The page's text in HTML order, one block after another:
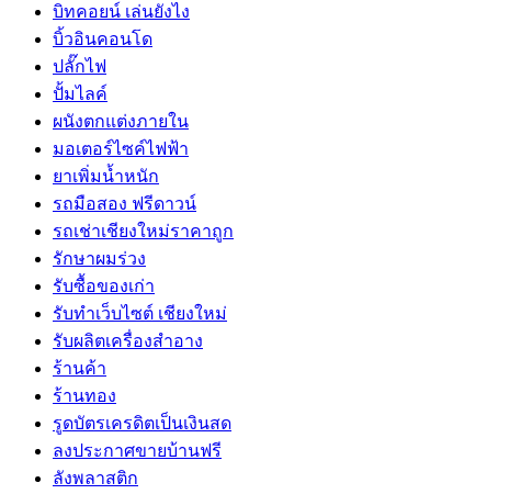
บิทคอยน์ เล่นยังไง
บิ้วอินคอนโด
ปลั๊กไฟ
ปั้มไลค์
ผนังตกแต่งภายใน
มอเตอร์ไซค์ไฟฟ้า
ยาเพิ่มน้ำหนัก
รถมือสอง ฟรีดาวน์
รถเช่าเชียงใหม่ราคาถูก
รักษาผมร่วง
รับซื้อของเก่า
รับทำเว็บไซต์ เชียงใหม่
รับผลิตเครื่องสำอาง
ร้านค้า
ร้านทอง
รูดบัตรเครดิตเป็นเงินสด
ลงประกาศขายบ้านฟรี
ลังพลาสติก